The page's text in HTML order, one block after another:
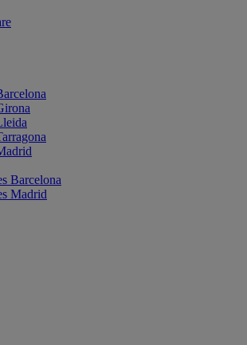
Barcelona
Madrid